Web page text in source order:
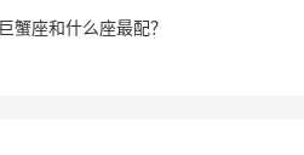
巨蟹座和什么座最配？